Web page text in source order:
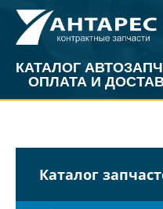
КАТАЛОГ
ОПЛАТА И
Каталог